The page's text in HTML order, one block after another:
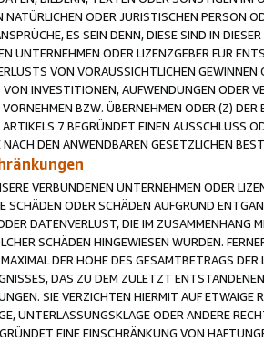
NATÜRLICHEN ODER JURISTISCHEN PERSON
ES SEIN DENN, DIESE SIND IN
UNTERNEHMEN ODER LIZENZGEBER FÜR
VON VORAUSSICHTLICHEN
INVESTITIONEN, AUFWENDUNGEN ODER
BZW. ÜBERNEHMEN ODER (Z)
7 BEGRÜNDET EINEN AUSSCHLUSS
NACH DEN ANWENDBAREN GESETZLICHEN
VERBUNDENEN UNTERNEHMEN ODER
SCHÄDEN ODER SCHÄDEN AUFGRUND
DATENVERLUST, DIE IM ZUSAMMENHANG
SCHÄDEN HINGEWIESEN WURDEN.
DER HÖHE DES GESAMTBETRAGS
DAS ZU DEM ZULETZT
SIE VERZICHTEN HIERMIT AUF
UNTERLASSUNGSKLAGE ODER ANDERE
EINE EINSCHRÄNKUNG VON